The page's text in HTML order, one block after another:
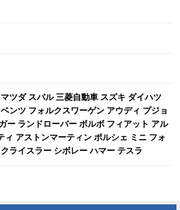
マツダ スバル 三菱自動車 スズキ ダイハツ
ンツ フォルクスワーゲン アウディ プジョ
ー ランドローバー ボルボ フィアット アル
ィ アストンマーティン ポルシェ ミニ フォ
ライスラー シボレー ハマー テスラ